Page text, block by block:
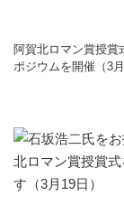
阿賀北ロマン賞授賞
ポジウムを開催（3月